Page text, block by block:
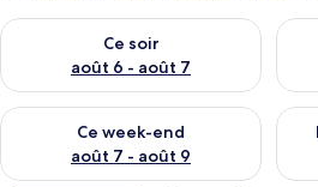
Ce soir
août 6 - août 7
Vérifier la disponibilité pour ce soir
Ce week-end
août 7 - août 9
Vérifier la disponibilité pour ce